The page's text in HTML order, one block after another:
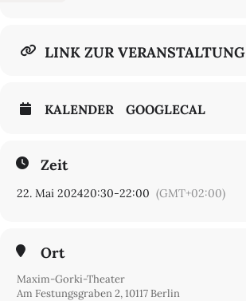
LINK ZUR VERANSTALTUNG
KALENDER GOOGLECAL
Zeit
22. Mai 202420:30-22:00 (GMT+02:00)
Ort
Maxim-Gorki-Theater
Am Festungsgraben 2, 10117 Berlin